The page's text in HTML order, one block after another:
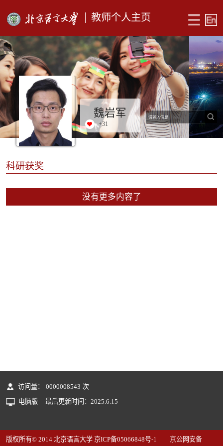
教师个人主页
魏岩军
+31
科研获奖
没有更多内容了
访问量： 0000008543 次
电脑版
最后更新时间： 2025 6 15
版权所有© 2014 北京语言大学 京ICP备05066848号-1 京公网安备